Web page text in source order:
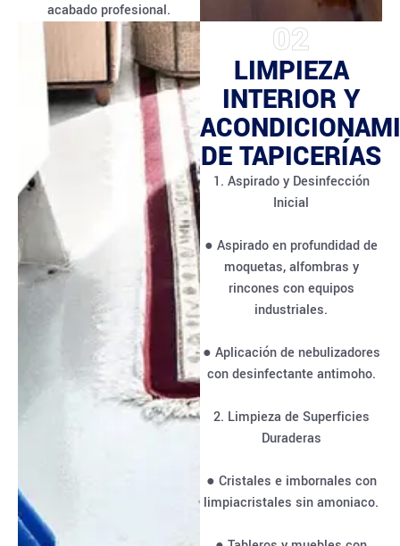
acabado profesional.
02
LIMPIEZA
INTERIOR Y
DE TAPICERÍAS
1. Aspirado y Desinfección
Inicial
● Aspirado en profundidad de
moquetas, alfombras y
rincones con equipos
industriales.
● Aplicación de nebulizadores
con desinfectante antimoho.
2. Limpieza de Superficies
Duraderas
● Cristales e imbornales con
limpiacristales sin amoniaco.